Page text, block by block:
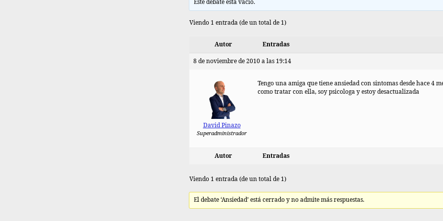
Este debate está vacío.
Viendo 1 entrada (de un total de 1)
Autor Entradas
8 de noviembre de 2010 a las 19:14
David Pinazo
Superadministrador
Tengo una amiga que tiene ansiedad con sintomas desde hace 4
como tratar con ella, soy psicologa y estoy desactualizada
Autor Entradas
Viendo 1 entrada (de un total de 1)
El debate ‘Ansiedad’ está cerrado y no admite más respuestas.